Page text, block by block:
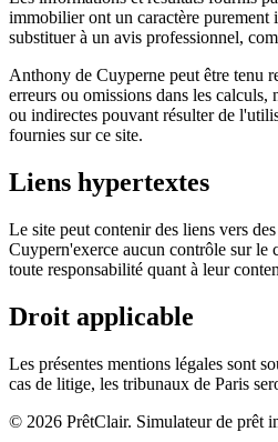
immobilieront un caractère purement
substituer à un avis professionnel,
Anthony de Cuyperne peut être tenu
erreurs ou omissions dans les calculs,
ou indirectes pouvant résulter de
fournies sur ce site.
Liens hypertextes
Le site peut contenir des liens vers
Cuypern'exerce aucun contrôle sur le
toute responsabilité quant à leur
Droit applicable
Les présentes mentions légales sont
cas de litige, les tribunaux de Paris
© 2026 PrêtClair. Simulateur de prêt